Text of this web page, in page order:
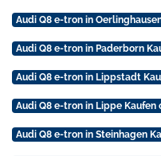
Audi Q8 e-tron in
Audi Q8 e-tron in Paderborn
Audi Q8 e-tron in Lippstadt
Audi Q8 e-tron in Lippe Kaufen
Audi Q8 e-tron in Steinhagen